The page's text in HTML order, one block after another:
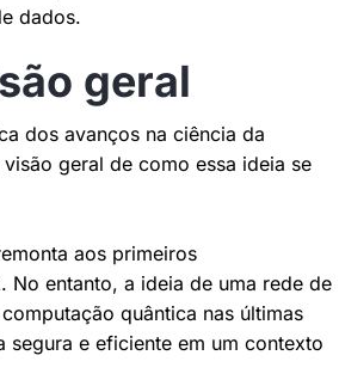
dados.
geral
dos avanços na ciência da
geral de como essa ideia se
aos primeiros
entanto, a ideia de uma rede de
quântica nas últimas
e eficiente em um contexto